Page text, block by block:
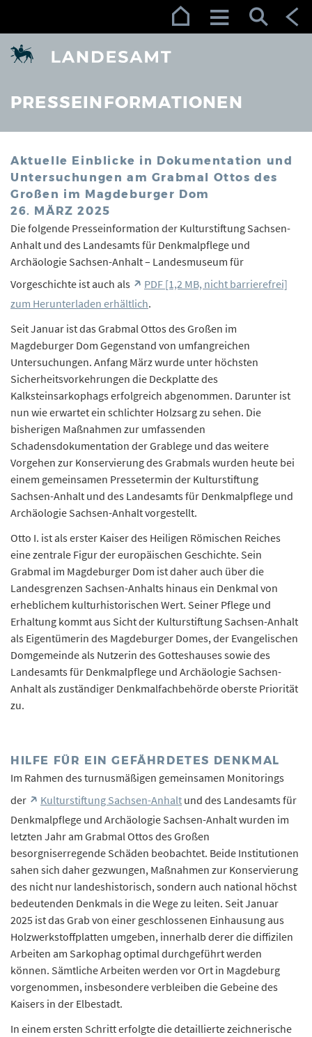
PRESSEINFORMATIONEN
Aktuelle Einblicke in Dokumentation und
Untersuchungen am Grabmal Ottos des
Großen im Magdeburger Dom
26. MÄRZ 2025
Die folgende Presseinformation der Kulturstiftung Sachsen-
Anhalt und des Landesamts für Denkmalpflege und
Archäologie Sachsen-Anhalt – Landesmuseum für
Vorgeschichte ist auch als
PDF [1,2 MB, nicht barrierefrei]
zum Herunterladen erhältlich.
Seit Januar ist das Grabmal Ottos des Großen im
Magdeburger Dom Gegenstand von umfangreichen
Untersuchungen. Anfang März wurde unter höchsten
Sicherheitsvorkehrungen die Deckplatte des
Kalksteinsarkophags erfolgreich abgenommen. Darunter ist
nun wie erwartet ein schlichter Holzsarg zu sehen. Die
bisherigen Maßnahmen zur umfassenden
Schadensdokumentation der Grablege und das weitere
Vorgehen zur Konservierung des Grabmals wurden heute bei
einem gemeinsamen Pressetermin der Kulturstiftung
Sachsen-Anhalt und des Landesamts für Denkmalpflege und
Archäologie Sachsen-Anhalt vorgestellt.
Otto I. ist als erster Kaiser des Heiligen Römischen Reiches
eine zentrale Figur der europäischen Geschichte. Sein
Grabmal im Magdeburger Dom ist daher auch über die
Landesgrenzen Sachsen-Anhalts hinaus ein Denkmal von
erheblichem kulturhistorischen Wert. Seiner Pflege und
Erhaltung kommt aus Sicht der Kulturstiftung Sachsen-Anhalt
als Eigentümerin des Magdeburger Domes, der Evangelischen
Domgemeinde als Nutzerin des Gotteshauses sowie des
Landesamts für Denkmalpflege und Archäologie Sachsen-
Anhalt als zuständiger Denkmalfachbehörde oberste Priorität
zu.
HILFE FÜR EIN GEFÄHRDETES DENKMAL
Im Rahmen des turnusmäßigen gemeinsamen Monitorings
der
Kulturstiftung Sachsen-Anhalt und des Landesamts für
Denkmalpflege und Archäologie Sachsen-Anhalt wurden im
letzten Jahr am Grabmal Ottos des Großen
besorgniserregende Schäden beobachtet. Beide Institutionen
sahen sich daher gezwungen, Maßnahmen zur Konservierung
des nicht nur landeshistorisch, sondern auch national höchst
bedeutenden Denkmals in die Wege zu leiten. Seit Januar
2025 ist das Grab von einer geschlossenen Einhausung aus
Holzwerkstoffplatten umgeben, innerhalb derer die diffizilen
Arbeiten am Sarkophag optimal durchgeführt werden
können. Sämtliche Arbeiten werden vor Ort in Magdeburg
vorgenommen, insbesondere verbleiben die Gebeine des
Kaisers in der Elbestadt.
In einem ersten Schritt erfolgte die detaillierte zeichnerische